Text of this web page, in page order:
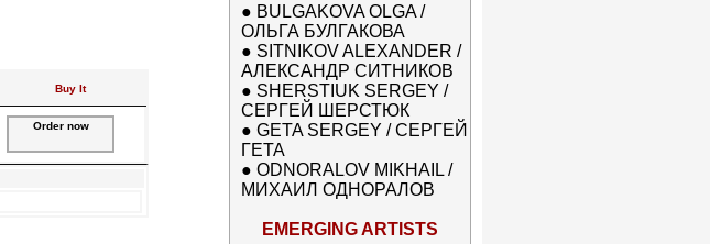
Buy It
Order now
● BULGAKOVA OLGA /
ОЛЬГА БУЛГАКОВА
● SITNIKOV ALEXANDER /
АЛЕКСАНДР СИТНИКОВ
● SHERSTIUK SERGEY /
СЕРГЕЙ ШЕРСТЮК
● GETA SERGEY / СЕРГЕЙ
ГЕТА
● ODNORALOV MIKHAIL /
МИХАИЛ ОДНОРАЛОВ
EMERGING ARTISTS